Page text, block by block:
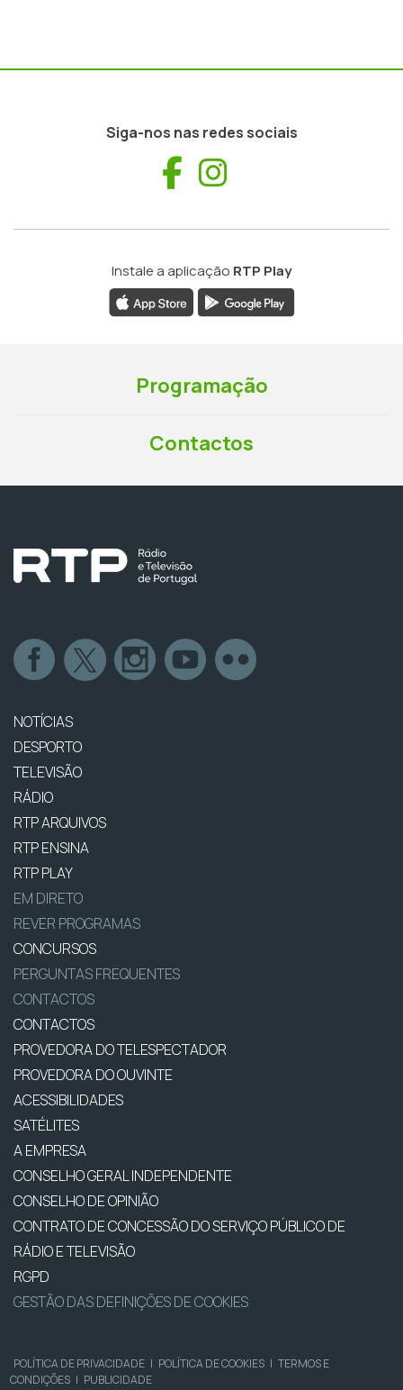
Siga-nos nas redes sociais
Facebook
Instale a aplicação RTP Play
Programação
Contactos
NOTÍCIAS
DESPORTO
TELEVISÃO
RÁDIO
RTP ARQUIVOS
RTP ENSINA
RTP PLAY
EM DIRETO
REVER PROGRAMAS
CONCURSOS
PERGUNTAS FREQUENTES
CONTACTOS
CONTACTOS
PROVEDORA DO TELESPECTADOR
PROVEDORA DO OUVINTE
ACESSIBILIDADES
SATÉLITES
A EMPRESA
CONSELHO GERAL INDEPENDENTE
CONSELHO DE OPINIÃO
CONTRATO DE CONCESSÃO DO SERVIÇO PÚBLICO DE
RÁDIO E TELEVISÃO
RGPD
GESTÃO DAS DEFINIÇÕES DE COOKIES
POLÍTICA DE PRIVACIDADE | POLÍTICA DE COOKIES | TERMOS E
CONDIÇÕES | PUBLICIDADE